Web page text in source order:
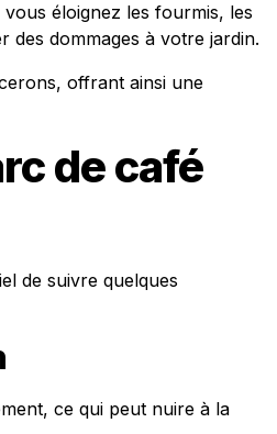
éloignez les fourmis, les
des dommages à votre jardin.
offrant ainsi une
de café
de suivre quelques
ce qui peut nuire à la